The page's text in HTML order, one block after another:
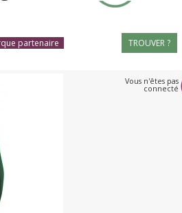
TROUVER ?
partenaire
Vous n'êtes pas
connecté